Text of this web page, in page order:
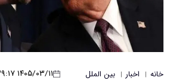
خانه | اخبار | بین الملل ۱۴۰۵/۰۳/۱۱ ۰۸:۳۹:۱۷